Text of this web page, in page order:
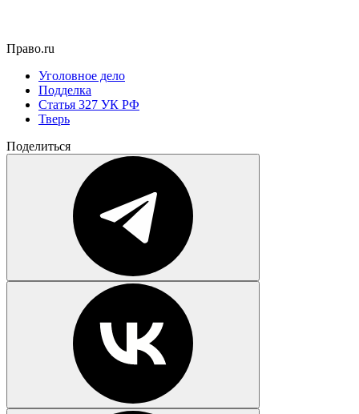
Право.ru
Уголовное дело
Подделка
Статья 327 УК РФ
Тверь
Поделиться